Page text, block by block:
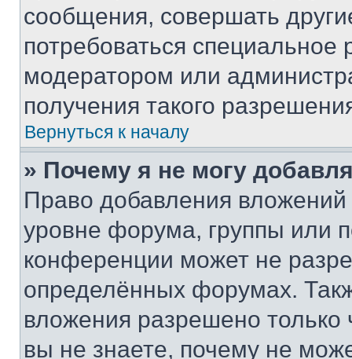
сообщения, совершать
потребоваться
модератором или
получения такого
Вернуться к началу
» Почему я не могу
Право добавления
уровне форума, группы или
конференции может не
определённых форумах.
вложения разрешено
вы не знаете, почему не